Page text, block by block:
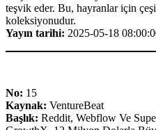
teşvik eder. Bu, hayranlar için
koleksiyonudur.
Yayın tarihi: 2025-05-18
No: 15
Kaynak: VentureBeat
Başlık: Reddit, Webflow Ve